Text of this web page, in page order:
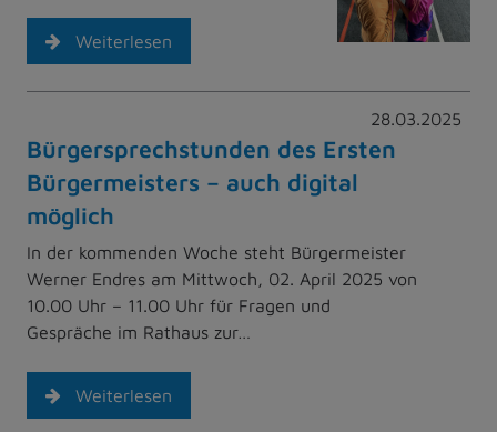
Weiterlesen
28.03.2025
Bürgersprechstunden des Ersten
Bürgermeisters – auch digital
möglich
In der kommenden Woche steht Bürgermeister
Werner Endres am Mittwoch, 02. April 2025 von
10.00 Uhr – 11.00 Uhr für Fragen und
Gespräche im Rathaus zur…
Weiterlesen